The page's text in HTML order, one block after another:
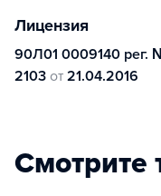
Лицензия
90Л01 0009140 рег.
2103 от 21.04.2016
Смотрите